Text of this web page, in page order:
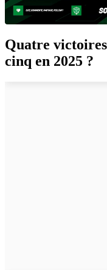
Quatre
cinq en 2025 ?